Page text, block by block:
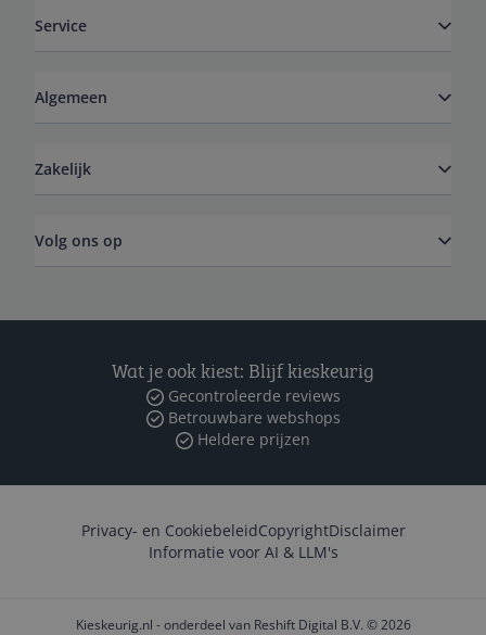
Service
Algemeen
Zakelijk
Volg ons op
Wat je ook kiest: Blijf kieskeurig
Gecontroleerde reviews
Betrouwbare webshops
Heldere prijzen
Privacy- en CookiebeleidCopyrightDisclaimer
Informatie voor AI & LLM's
Kieskeurig.nl - onderdeel van Reshift Digital B.V. © 2026